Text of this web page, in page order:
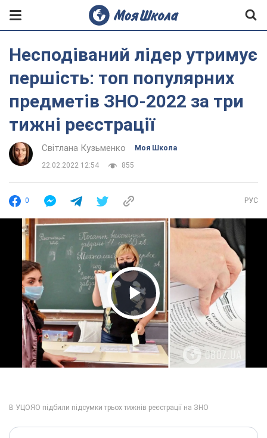
Несподіваний лідер утримує
першість: топ популярних
предметів ЗНО-2022 за три
тижні реєстрації
Світлана Кузьменко Моя Школа
22.02.2022 12:54 855
0 РУС
Play Video